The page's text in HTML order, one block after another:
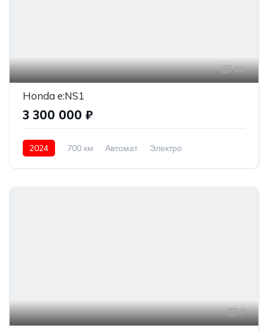
14
Honda e:NS1
3 300 000 ₽
2024 700 км Автомат
Электро
7